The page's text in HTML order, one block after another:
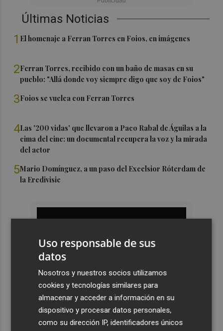
Últimas Noticias
1 El homenaje a Ferran Torres en Foios, en imágenes
2Ferran Torres, recibido con un baño de masas en su
pueblo: "Allá donde voy siempre digo que soy de Foios"
3Foios se vuelca con Ferran Torres
4Las '200 vidas' que llevaron a Paco Rabal de Águilas a la
cima del cine: un documental recupera la voz y la mirada
del actor
5Mario Domínguez, a un paso del Excelsior Róterdam de
la Eredivisie
Uso responsable de sus
datos
Nosotros y nuestros socios utilizamos
cookies y tecnologías similares para
almacenar y acceder a información en su
dispositivo y procesar datos personales,
como su dirección IP, identificadores únicos